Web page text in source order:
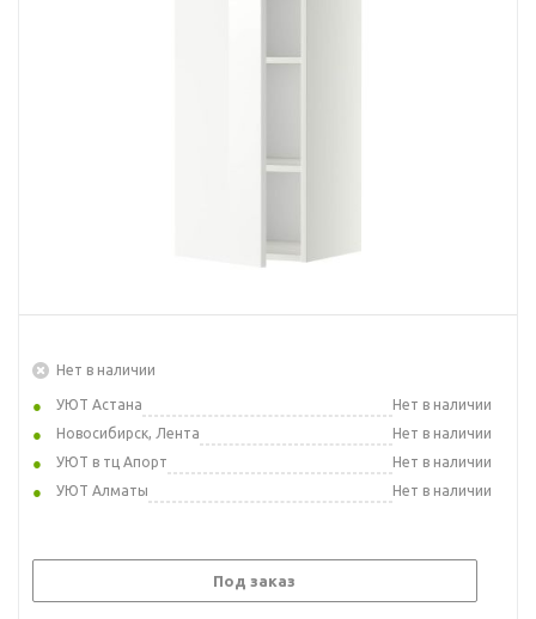
Нет в наличии
УЮТ Астана
Нет в наличии
Новосибирск, Лента
Нет в наличии
УЮТ в тц Апорт
Нет в наличии
УЮТ Алматы
Нет в наличии
Под заказ